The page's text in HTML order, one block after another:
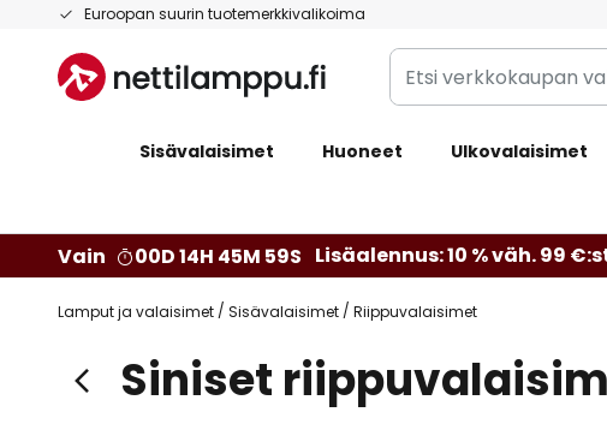
Euroopan suurin tuotemerkkivalikoima
Skip
Content
Etsi
verkkokaupan
Sisävalaisimet Huoneet Ulkovalaisimet
Vain 00D 14H 45M 58S Lisäalennus: 10 % väh. 99
Lamput ja valaisimet Sisävalaisimet Riippuvalaisimet
Siniset